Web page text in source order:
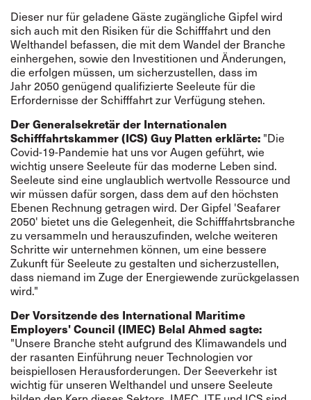
Dieser nur für geladene Gäste zugängliche Gipfel wird
sich auch mit den Risiken für die Schifffahrt und den
Welthandel befassen, die mit dem Wandel der Branche
einhergehen, sowie den Investitionen und Änderungen,
die erfolgen müssen, um sicherzustellen, dass im
Jahr 2050 genügend qualifizierte Seeleute für die
Erfordernisse der Schifffahrt zur Verfügung stehen.
Der Generalsekretär der Internationalen
Schifffahrtskammer (ICS) Guy Platten erklärte: "Die
Covid-19-Pandemie hat uns vor Augen geführt, wie
wichtig unsere Seeleute für das moderne Leben sind.
Seeleute sind eine unglaublich wertvolle Ressource und
wir müssen dafür sorgen, dass dem auf den höchsten
Ebenen Rechnung getragen wird. Der Gipfel 'Seafarer
2050' bietet uns die Gelegenheit, die Schifffahrtsbranche
zu versammeln und herauszufinden, welche weiteren
Schritte wir unternehmen können, um eine bessere
Zukunft für Seeleute zu gestalten und sicherzustellen,
dass niemand im Zuge der Energiewende zurückgelassen
wird."
Der Vorsitzende des International Maritime
Employers' Council (IMEC) Belal Ahmed sagte:
"Unsere Branche steht aufgrund des Klimawandels und
der rasanten Einführung neuer Technologien vor
beispiellosen Herausforderungen. Der Seeverkehr ist
wichtig für unseren Welthandel und unsere Seeleute